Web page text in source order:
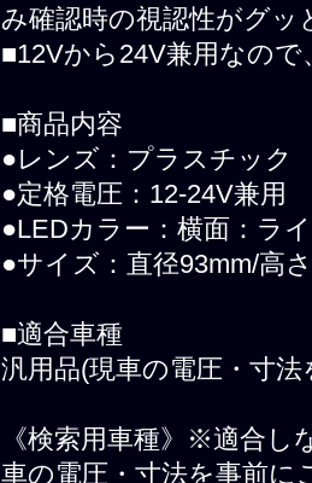
み確認時の視認性がグッ
■12Vから24V兼用なの
■商品内容
●レンズ：プラスチック
●定格電圧：12-24V兼用
●LEDカラー：横面：ラ
●サイズ：直径93mm/高
■適合車種
汎用品(現車の電圧・寸
《検索用車種》※適合し
車の電圧・寸法を事前に